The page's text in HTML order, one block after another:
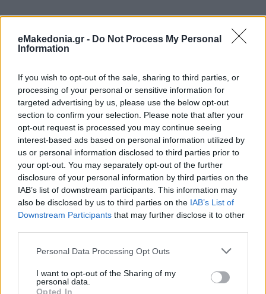
eMakedonia.gr - Do Not Process My Personal
Information
If you wish to opt-out of the sale, sharing to third parties, or
processing of your personal or sensitive information for
targeted advertising by us, please use the below opt-out
section to confirm your selection. Please note that after your
opt-out request is processed you may continue seeing
interest-based ads based on personal information utilized by
us or personal information disclosed to third parties prior to
your opt-out. You may separately opt-out of the further
disclosure of your personal information by third parties on the
IAB’s list of downstream participants. This information may
also be disclosed by us to third parties on the IAB’s List of
Downstream Participants that may further disclose it to other
Please note that this website/app uses one or more Google
not limited to your visit or usage behaviour. You may click to
grant or deny consent to Google and its third-party tags to
Personal Data Processing Opt Outs
I want to opt-out of the Sharing of my
personal data.
Opted In